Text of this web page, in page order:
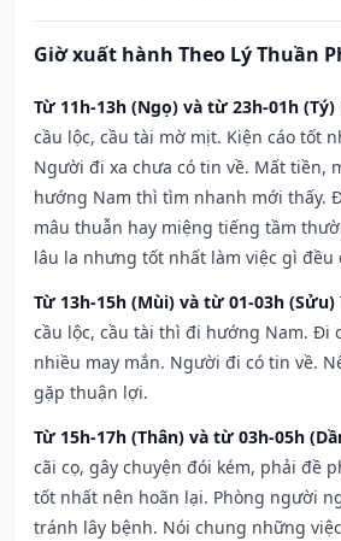
Giờ xuất hành Theo Lý Thuần
Từ 11h-13h (Ngọ) và từ 23h-01h (Tý)
cầu lộc, cầu tài mờ mịt. Kiện cáo tốt
Người đi xa chưa có tin về. Mất tiền,
hướng Nam thì tìm nhanh mới thấy.
mâu thuẫn hay miệng tiếng tầm
lâu la nhưng tốt nhất làm việc gì đều
Từ 13h-15h (Mùi) và từ 01-03h (Sửu)
cầu lộc, cầu tài thì đi hướng Nam. Đi
nhiều may mắn. Người đi có tin về.
gặp thuận lợi.
Từ 15h-17h (Thân) và từ 03h-05h
cãi cọ, gây chuyện đói kém, phải đề
tốt nhất nên hoãn lại. Phòng người
tránh lây bệnh. Nói chung những